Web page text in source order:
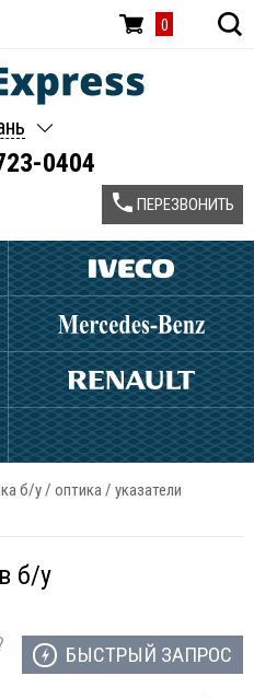
0
0404
б/у/ оптика/ указатели
б/у
БЫСТРЫЙ ЗАПРОС